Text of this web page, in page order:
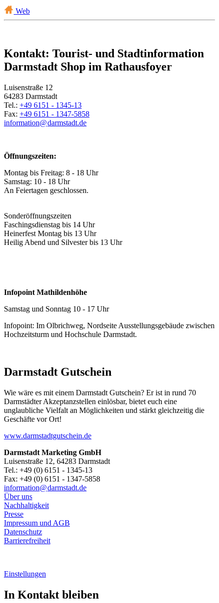
Web
Kontakt: Tourist- und Stadtinformation
Darmstadt Shop im Rathausfoyer
Luisenstraße 12
64283 Darmstadt
Tel.: +49 6151 - 1345-13
Fax: +49 6151 - 1347-5858
information@darmstadt.de
Öffnungszeiten:
Montag bis Freitag: 8 - 18 Uhr
Samstag: 10 - 18 Uhr
An Feiertagen geschlossen.
Sonderöffnungszeiten
Faschingsdienstag bis 14 Uhr
Heinerfest Montag bis 13 Uhr
Heilig Abend und Silvester bis 13 Uhr
Infopoint Mathildenhöhe
Samstag und Sonntag 10 - 17 Uhr
Infopoint: Im Olbrichweg, Nordseite Ausstellungsgebäude zwischen
Hochzeitsturm und Hochschule Darmstadt.
Darmstadt Gutschein
Wie wäre es mit einem Darmstadt Gutschein? Er ist in rund 70
Darmstädter Akzeptanzstellen einlösbar, bietet euch eine
unglaubliche Vielfalt an Möglichkeiten und stärkt gleichzeitig die
Geschäfte vor Ort!
www.darmstadtgutschein.de
Darmstadt Marketing GmbH
Luisenstraße 12, 64283 Darmstadt
Tel.: +49 (0) 6151 - 1345-13
Fax: +49 (0) 6151 - 1347-5858
information@darmstadt.de
Über uns
Nachhaltigkeit
Presse
Impressum und AGB
Datenschutz
Barrierefreiheit
Einstellungen
In Kontakt bleiben